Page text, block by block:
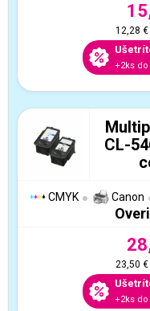
12,28 €
+2ks do
CL-
CMYK Canon
23,50 €
+2ks do